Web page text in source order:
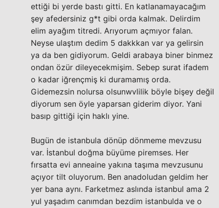
ettiği bi yerde bastı gitti. En katlanamayacağım
şey afedersiniz g*t gibi orda kalmak. Delirdim
elim ayağım titredi. Arıyorum açmıyor falan.
Neyse ulaştım dedim 5 dakkkan var ya gelirsin
ya da ben gidiyorum. Geldi arabaya biner binmez
ondan özür dileyecekmişim. Sebep surat ifadem
o kadar iğrençmiş ki duramamış orda.
Gidemezsin nolursa olsunwvlilik böyle bişey değil
diyorum sen öyle yaparsan giderim diyor. Yani
basıp gittiği için haklı yine.
Bugün de istanbula dönüp dönmeme mevzusu
var. İstanbul doğma büyüme piremses. Her
fırsatta evi anneaine yakına taşıma mevzusunu
açıyor tilt oluyorum. Ben anadoludan geldim her
yer bana aynı. Farketmez aslında istanbul ama 2
yul yaşadım canımdan bezdim istanbulda ve o